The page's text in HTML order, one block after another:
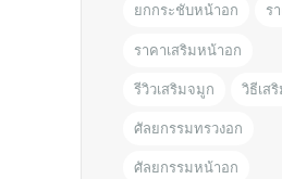
ยกกระชับหน้าอก ร
ราคาเสริมหน้าอก
รีวิวเสริมจมูก วิธีเส
ศัลยกรรมทรวงอก
ศัลยกรรมหน้าอก